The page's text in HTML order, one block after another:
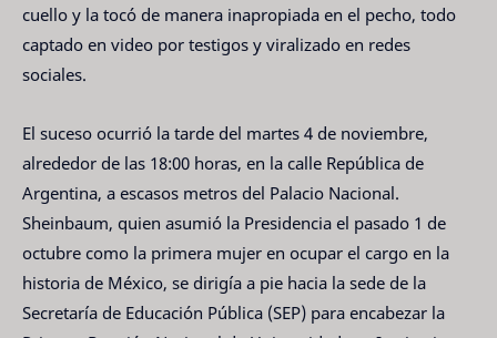
cuello y la tocó de manera inapropiada en el pecho, todo
captado en video por testigos y viralizado en redes
sociales.
El suceso ocurrió la tarde del martes 4 de noviembre,
alrededor de las 18:00 horas, en la calle República de
Argentina, a escasos metros del Palacio Nacional.
Sheinbaum, quien asumió la Presidencia el pasado 1 de
octubre como la primera mujer en ocupar el cargo en la
historia de México, se dirigía a pie hacia la sede de la
Secretaría de Educación Pública (SEP) para encabezar la